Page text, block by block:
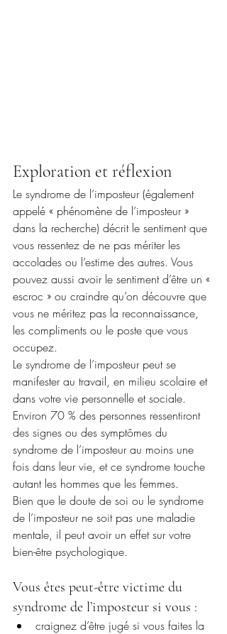
Exploration et réflexion
Le syndrome de l’imposteur (également
appelé « phénomène de l’imposteur »
dans la recherche) décrit le sentiment que
vous ressentez de ne pas mériter les
accolades ou l’estime des autres. Vous
pouvez aussi avoir le sentiment d’être un «
escroc » ou craindre qu’on découvre que
vous ne méritez pas la reconnaissance,
les compliments ou le poste que vous
occupez.
Le syndrome de l’imposteur peut se
manifester au travail, en milieu scolaire et
dans votre vie personnelle et sociale.
Environ 70 % des personnes ressentiront
des signes ou des symptômes du
syndrome de l’imposteur au moins une
fois dans leur vie, et ce syndrome touche
autant les hommes que les femmes.
Bien que le doute de soi ou le syndrome
de l’imposteur ne soit pas une maladie
mentale, il peut avoir un effet sur votre
bien-être psychologique.
Vous êtes peut-être victime du
syndrome de l’imposteur si vous :
craignez d’être jugé si vous faites la